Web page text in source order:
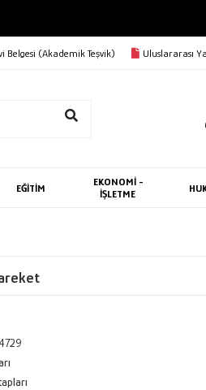
BEDAVA
Belgesi (Akademik Teşvik) Uluslararası
EĞİTİM
EKONOMİ -
İŞLETME